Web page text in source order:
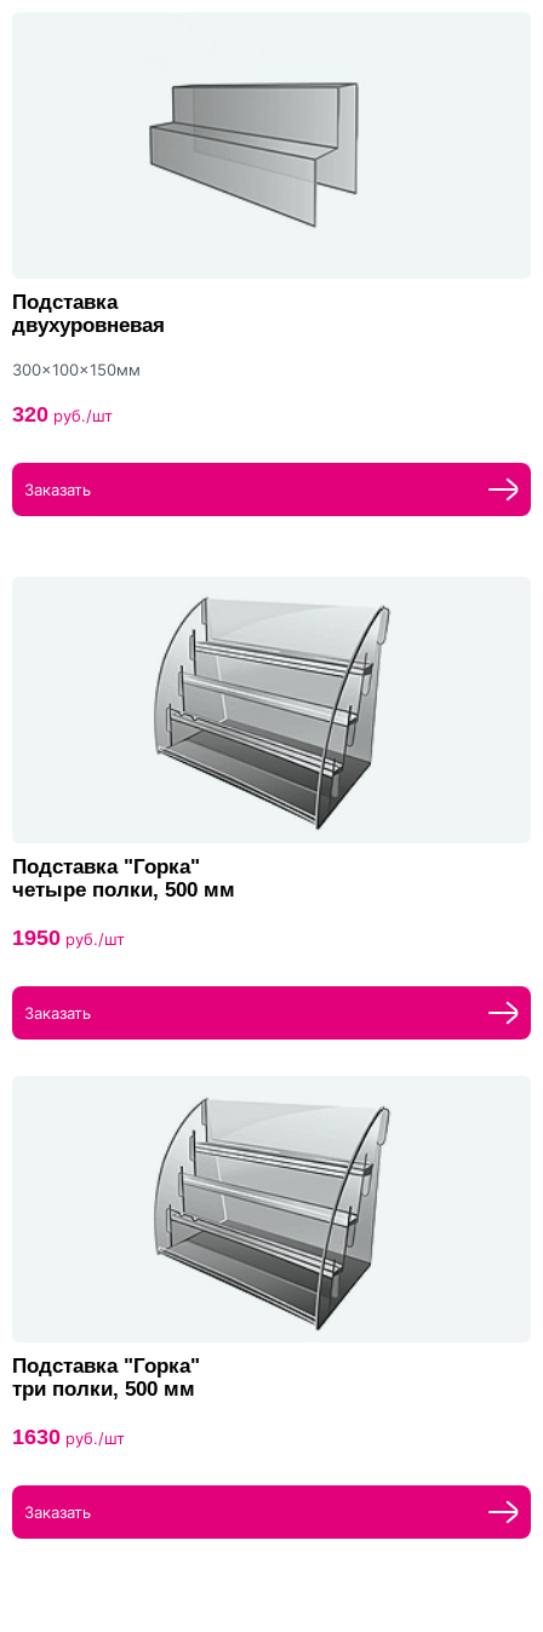
Подставка
двухуровневая
300x100x150мм
320 руб./шт
Заказать
Подставка "Горка"
четыре полки, 500 мм
1950 руб./шт
Заказать
Подставка "Горка"
три полки, 500 мм
1630 руб./шт
Заказать